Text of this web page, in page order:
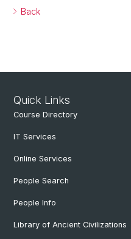
Back
Quick Links
Course Directory
IT Services
Online Services
People Search
People Info
Library of Ancient Civilizations